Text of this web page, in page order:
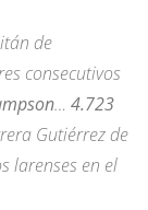
de
consecutivos
… 4.723
Gutiérrez de
larenses en el